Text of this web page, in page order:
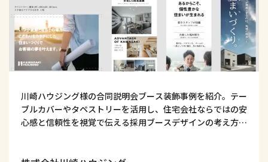
川崎ハウジング様の合同説明会ブース装飾事例を紹介。テー
ブルカバーやタペストリーを活用し、住宅会社ならではの安
心感と信頼性を視覚で伝える採用ブースデザインの考え方を